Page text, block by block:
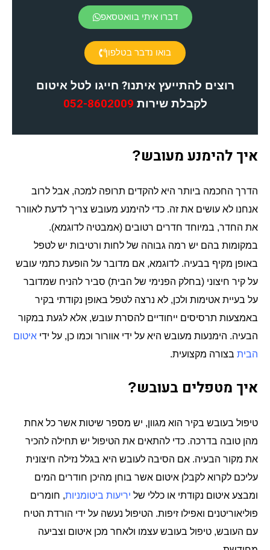
דברו איתי בוואטסאפ
בואו נדבר בטלפון
רוצים להתייעץ איתנו? חייגו לטל איטום
לקבלת שירות 052-8602009
איך להימנע מעובש?
הדרך החכמה ביותר היא להקדים תרופה למכה, אבל לרוב
אנחנו לא עושים את זה. כדי להימנע מעובש צריך לדעת לאוורר
את החדר, במיוחד חדרים רטובים (אמבטיה לדוגמא).
במקומות בהם יש רמה גבוהה של לחות ורטיבות יש לטפל
באופן מקיף בבעיה. לדוגמא, אם מדובר על הופעת כתמי עובש
על קיר חיצוני (בחלק הפנימי של הבית) סביר להניח שמדובר
על בעיית אטימות ולכן, לא נרצה לטפל באופן נקודתי בקיר
באמצעות תרסיסים ייחודיים להסרת עובש, אלא לגעת במקור
הבעיה. הימנעות מעובש היא על ידי אוורור וכמו כן, על ידי איטום
הבית בצורה מקצועית.
איך מטפלים בעובש?
טיפול בעובש בקיר הוא מגוון, יש מספר שיטות אשר כל אחת
מהן טובה בדרכה. כדי להתאים את הטיפול יש תחילה להכיר
את מקור הבעיה. אם הסיבה לעובש היא בגלל נזילה חיצונית
עליכם לקרוא לקבלן איטום אשר בוחן מהיכן חודרים המים
ומבצע איטום נקודתי או כללי של יריעות ביטומניות, חומרים
פוליאוריטנים ואפילו זיפות. הטיפול נעשה על ידי הורדת הטיח
עם העובש, טיפול בעובש עצמו ולאחר מכן איטום וצביעה